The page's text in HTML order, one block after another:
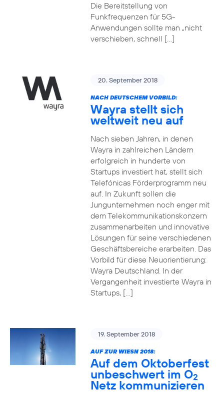
Die Bereitstellung von
Funkfrequenzen für 5G-
Anwendungen sollte man „nicht
verschieben, schnell […]
20. September 2018
NACH DEUTSCHEM VORBILD:
Wayra stellt sich
weltweit neu auf
Nach sieben Jahren, in denen
Wayra in zahlreichen Ländern
erfolgreich in hunderte von
Startups investiert hat, stellt sich
Telefónicas Förderprogramm neu
auf. In Zukunft sollen die
Jungunternehmen noch enger mit
dem Telekommunikationskonzern
zusammenarbeiten und innovative
Lösungen für seine verschiedenen
Geschäftsbereiche erarbeiten. Das
Vorbild für diese Neuorientierung:
Wayra Deutschland. In der
Vergangenheit investierte Wayra in
Startups, […]
19. September 2018
AUF ZUR WIESN 2018:
Auf dem Oktoberfest
unbeschwert im O2
Netz kommunizieren